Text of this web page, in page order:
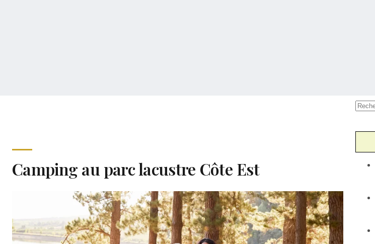
Camping au parc lacustre Côte Est